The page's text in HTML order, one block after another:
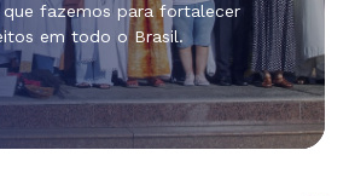
fazemos para fortalecer
em todo o Brasil.